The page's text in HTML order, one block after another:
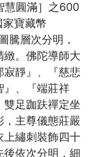
慧圓滿］之600
寶藏幣
騰層次分明，
。佛陀導師大
寂靜』、『慈悲
』、『端莊祥
足跏趺禪定坐
主尊儀態莊嚴
上繡刺裝飾四十
後依次分明，細